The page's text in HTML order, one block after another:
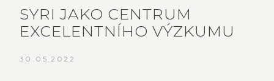
SYRI JAKO CENTRUM
EXCELENTNÍHO VÝZKUMU
30.05.2022